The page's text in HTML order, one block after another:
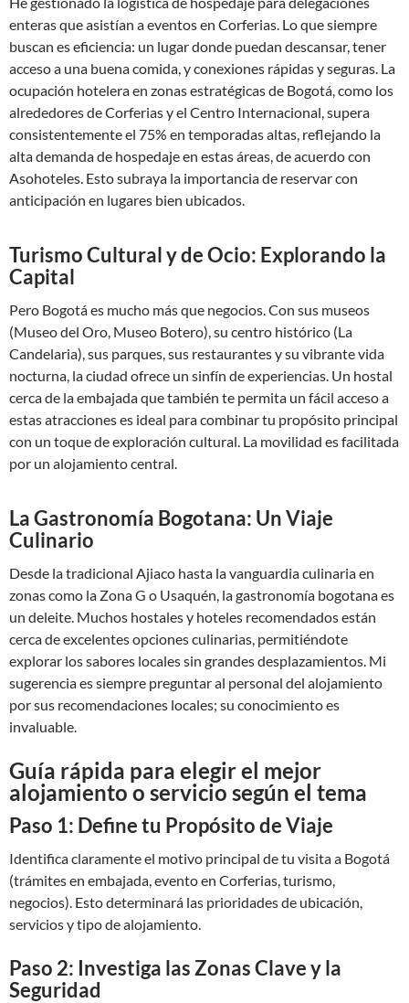
enteras que asistían a eventos en Corferias. Lo que siempre
buscan es eficiencia: un lugar donde puedan descansar, tener
acceso a una buena comida, y conexiones rápidas y seguras. La
ocupación hotelera en zonas estratégicas de Bogotá, como los
alrededores de Corferias y el Centro Internacional, supera
consistentemente el 75% en temporadas altas, reflejando la
alta demanda de hospedaje en estas áreas, de acuerdo con
Asohoteles. Esto subraya la importancia de reservar con
anticipación en lugares bien ubicados.
Turismo Cultural y de Ocio: Explorando la
Capital
Pero Bogotá es mucho más que negocios. Con sus museos
(Museo del Oro, Museo Botero), su centro histórico (La
Candelaria), sus parques, sus restaurantes y su vibrante vida
nocturna, la ciudad ofrece un sinfín de experiencias. Un hostal
cerca de la embajada que también te permita un fácil acceso a
estas atracciones es ideal para combinar tu propósito principal
con un toque de exploración cultural. La movilidad es facilitada
por un alojamiento central.
La Gastronomía Bogotana: Un Viaje
Culinario
Desde la tradicional Ajiaco hasta la vanguardia culinaria en
zonas como la Zona G o Usaquén, la gastronomía bogotana es
un deleite. Muchos hostales y hoteles recomendados están
cerca de excelentes opciones culinarias, permitiéndote
explorar los sabores locales sin grandes desplazamientos. Mi
sugerencia es siempre preguntar al personal del alojamiento
por sus recomendaciones locales; su conocimiento es
invaluable.
Guía rápida para elegir el mejor
alojamiento o servicio según el tema
Paso 1: Define tu Propósito de Viaje
Identifica claramente el motivo principal de tu visita a Bogotá
(trámites en embajada, evento en Corferias, turismo,
negocios). Esto determinará las prioridades de ubicación,
servicios y tipo de alojamiento.
Paso 2: Investiga las Zonas Clave y la
Seguridad